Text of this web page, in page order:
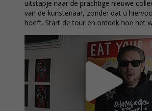
uitstapje naar de prachtige nieuwe
van de kunstenaar, zonder dat u
hoeft. Start de tour en ontdek hoe het